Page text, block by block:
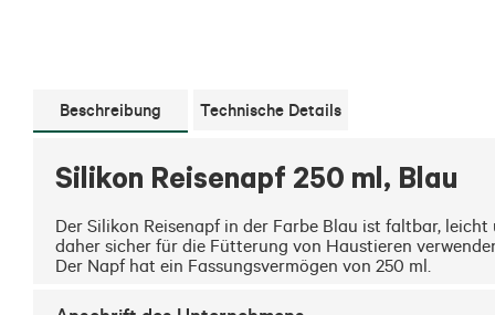
Beschreibung Technische Details
Silikon Reisenapf 250 ml, Blau
Der Silikon Reisenapf in der Farbe Blau ist faltbar,
daher sicher für die Fütterung von Haustieren
Der Napf hat ein Fassungsvermögen von 250 ml.